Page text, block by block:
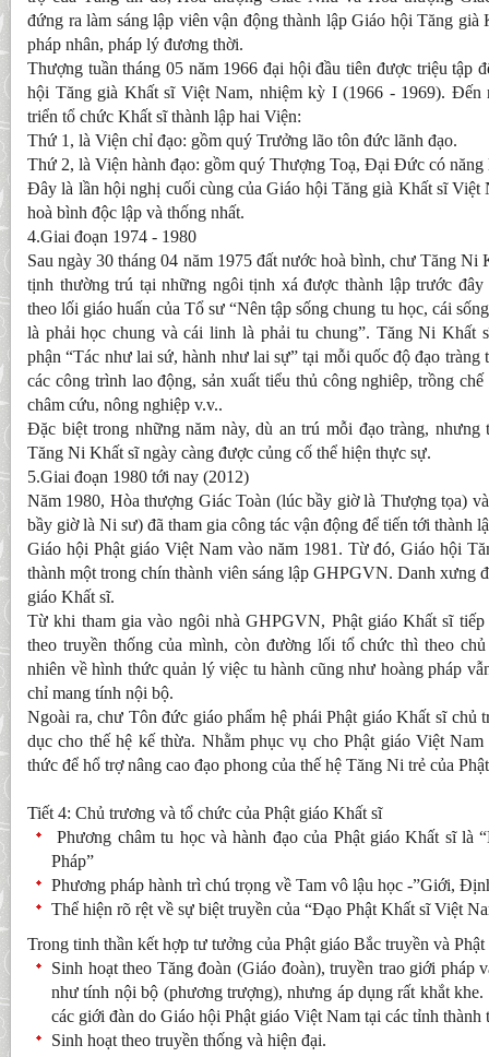
đứng ra làm sáng lập viên vận động thành lập Giáo hội Tăng
pháp nhân, pháp lý đương thời.
Thượng tuần tháng 05 năm 1966 đại hội đầu tiên được triệu tập
hội Tăng già Khất sĩ Việt Nam, nhiệm kỳ I (1966 - 1969). Đến
triển tổ chức Khất sĩ thành lập hai Viện:
Thứ 1, là Viện chỉ đạo: gồm quý Trưởng lão tôn đức lãnh đạo.
Thứ 2, là Viện hành đạo: gồm quý Thượng Toạ, Đại Đức có năng
Đây là lần hội nghị cuối cùng của Giáo hội Tăng già Khất sĩ Việt
hoà bình độc lập và thống nhất.
4.Giai đoạn 1974 - 1980
Sau ngày 30 tháng 04 năm 1975 đất nước hoà bình, chư Tăng Ni
tịnh thường trú tại những ngôi tịnh xá được thành lập trước
theo lối giáo huấn của Tổ sư “Nên tập sống chung tu học, cái
là phải học chung và cái linh là phải tu chung”. Tăng Ni Khất
phận “Tác như lai sứ, hành như lai sự” tại mỗi quốc độ đạo tràng
các công trình lao động, sản xuất tiểu thủ công nghiêp, trồng
châm cứu, nông nghiệp v.v..
Đặc biệt trong những năm này, dù an trú mỗi đạo tràng, nhưng
Tăng Ni Khất sĩ ngày càng được củng cố thể hiện thực sự.
5.Giai đoạn 1980 tới nay (2012)
Năm 1980, Hòa thượng Giác Toàn (lúc bầy giờ là Thượng tọa)
bầy giờ là Ni sư) đã tham gia công tác vận động để tiến tới thành
Giáo hội Phật giáo Việt Nam vào năm 1981. Từ đó, Giáo hội
thành một trong chín thành viên sáng lập GHPGVN. Danh xưng
giáo Khất sĩ.
Từ khi tham gia vào ngôi nhà GHPGVN, Phật giáo Khất sĩ
theo truyền thống của mình, còn đường lối tổ chức thì theo
nhiên về hình thức quản lý việc tu hành cũng như hoàng pháp
chỉ mang tính nội bộ.
Ngoài ra, chư Tôn đức giáo phẩm hệ phái Phật giáo Khất sĩ chủ
dục cho thế hệ kế thừa. Nhằm phục vụ cho Phật giáo Việt
thức để hổ trợ nâng cao đạo phong của thế hệ Tăng Ni trẻ của
Tiết 4: Chủ trương và tổ chức của Phật giáo Khất sĩ
Phương châm tu học và hành đạo của Phật giáo Khất sĩ là
Pháp”
Phương pháp hành trì chú trọng về Tam vô lậu học -”Giới,
Thể hiện rõ rệt về sự biệt truyền của “Đạo Phật Khất sĩ Việt
Trong tinh thần kết hợp tư tưởng của Phật giáo Bắc truyền và
Sinh hoạt theo Tăng đoàn (Giáo đoàn), truyền trao giới pháp
như tính nội bộ (phương trượng), nhưng áp dụng rất khắt
các giới đàn do Giáo hội Phật giáo Việt Nam tại các tỉnh thành
Sinh hoạt theo truyền thống và hiện đại.